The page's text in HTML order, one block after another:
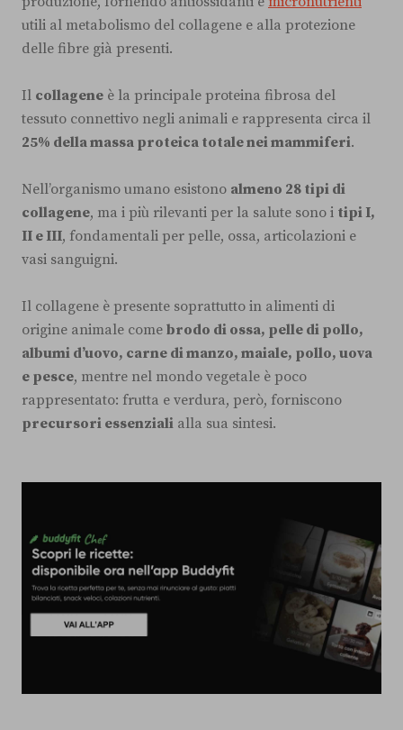
utili al metabolismo del collagene e alla protezione
delle fibre già presenti.
Il collagene è la principale proteina fibrosa del
tessuto connettivo negli animali e rappresenta circa il
25% della massa proteica totale nei mammiferi.
Nell’organismo umano esistono almeno 28 tipi di
collagene, ma i più rilevanti per la salute sono i tipi I,
II e III, fondamentali per pelle, ossa, articolazioni e
vasi sanguigni.
Il collagene è presente soprattutto in alimenti di
origine animale come brodo di ossa, pelle di pollo,
albumi d’uovo, carne di manzo, maiale, pollo, uova
e pesce, mentre nel mondo vegetale è poco
rappresentato: frutta e verdura, però, forniscono
precursori essenziali alla sua sintesi.